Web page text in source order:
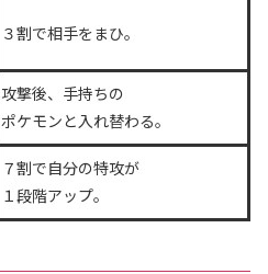
３割で相手をまひ。
攻撃後、手持ちの
ポケモンと入れ替わる。
７割で自分の特攻が
１段階アップ。